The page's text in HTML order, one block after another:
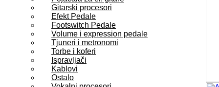
Gitarski procesori
Efekt Pedale
Footswitch Pedale
Volume i expression pedale
Tjuneri i metronomi
Torbe i koferi
Ispravljači
Kablovi
Ostalo